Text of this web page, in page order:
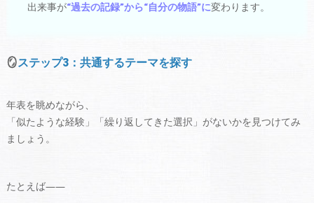
出来事が“過去の記録”から“自分の物語”に変わります。
🪞ステップ3：共通するテーマを探す
年表を眺めながら、
「似たような経験」「繰り返してきた選択」がないかを見つけてみ
ましょう。
たとえば――